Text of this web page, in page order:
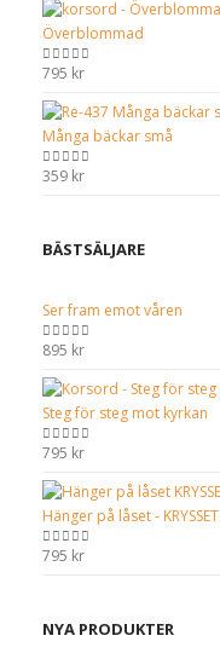
Överblommad
0out of 5
795 kr
Många bäckar små
0out of 5
359 kr
BÄSTSÄLJARE
Ser fram emot våren
0out of 5
895 kr
Steg för steg mot kyrkan
0out of 5
795 kr
Hänger på låset - KRYSSET
0out of 5
795 kr
NYA PRODUKTER